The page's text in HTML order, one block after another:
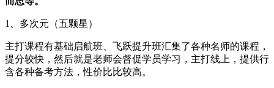
1、多次元（五颗星）
主打课程有基础启航班、飞跃提升班汇集了各种名师的课程，
提分较快，然后就是老师会督促学员学习，主打线上，提供行
含各种备考方法，性价比比较高。